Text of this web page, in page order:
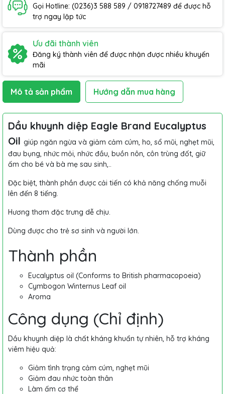
Gọi Hotline: (0236)3 588 589 / 0918727489 để được hỗ
trợ ngay lập tức
Ưu đãi thành viên
Đăng ký thành viên để được nhận được nhiều khuyến
mãi
Mô tả sản phẩm Hướng dẫn mua hàng
Dầu khuynh diệp Eagle Brand Eucalyptus
Oil giúp ngăn ngừa và giảm cảm cúm, ho, sổ mũi, nghẹt mũi,
đau bụng, nhức mỏi, nhức đầu, buồn nôn, côn trùng đốt, giữ
ấm cho bé và bà mẹ sau sinh,..
Đặc biệt, thành phần được cải tiến có khả năng chống muỗi
lên đến 8 tiếng.
Hương thơm đặc trưng dễ chịu.
Dùng được cho trẻ sơ sinh và người lớn.
Thành phần
Eucalyptus oil (Conforms to British pharmacopoeia)
Cymbogon Winternus Leaf oil
Aroma
Công dụng (Chỉ định)
Dầu khuynh diệp là chất kháng khuẩn tự nhiên, hỗ trợ kháng
viêm hiệu quả:
Giảm tình trạng cảm cúm, nghẹt mũi
Giảm đau nhức toàn thân
Làm ấm cơ thể